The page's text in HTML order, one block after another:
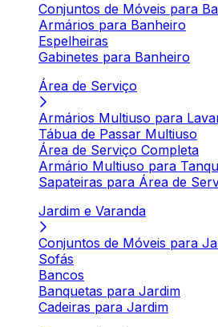
Conjuntos de Móveis para
Armários para Banheiro
Espelheiras
Gabinetes para Banheiro
Área de Serviço
Armários Multiuso para
Tábua de Passar Multiuso
Área de Serviço Completa
Armário Multiuso para
Sapateiras para Área de
Jardim e Varanda
Conjuntos de Móveis para
Sofás
Bancos
Banquetas para Jardim
Cadeiras para Jardim